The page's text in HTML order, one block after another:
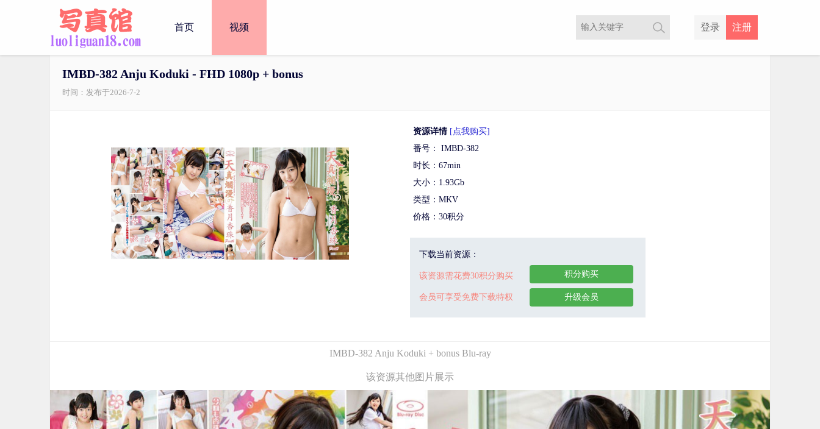
注册
登录
首页 视频
IMBD-382 Anju Koduki - FHD 1080p + bonus
时间：发布于2026-7-2
资源详情 [点我购买]
番号： IMBD-382
时长：67min
大小：1.93Gb
类型：MKV
价格：30积分
下载当前资源：
该资源需花费30积分购买
会员可享受免费下载特权
积分购买
升级会员
IMBD-382 Anju Koduki + bonus Blu-ray
该资源其他图片展示